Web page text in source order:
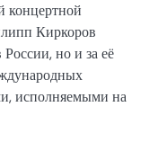
концертной
Киркоров
но и за её
исполняемыми на